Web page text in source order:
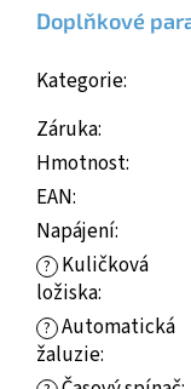
Doplňkové
Kategorie:
Záruka:
Hmotnost:
EAN:
Napájení:
? Kuličková
ložiska:
? Automatická
žaluzie: